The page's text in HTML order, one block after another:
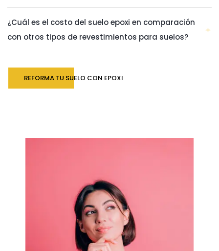
¿Cuál es el costo del suelo epoxi en comparación
con otros tipos de revestimientos para suelos?
REFORMA TU SUELO CON EPOXI